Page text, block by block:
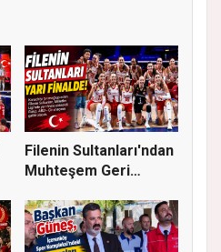
Filenin Sultanları'ndan
Muhteşem Geri